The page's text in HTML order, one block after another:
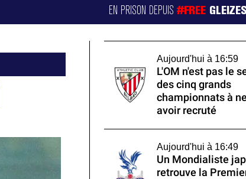
EN PRISON DEPUIS#FREE GLEIZES
Aujourd'hui à 16:59
L'OM n'est pas le
des cinq grands
championnats à
avoir recruté
Aujourd'hui à 16:49
Un Mondialiste
retrouve la